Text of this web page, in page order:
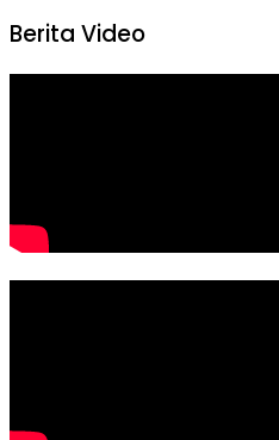
Berita Video